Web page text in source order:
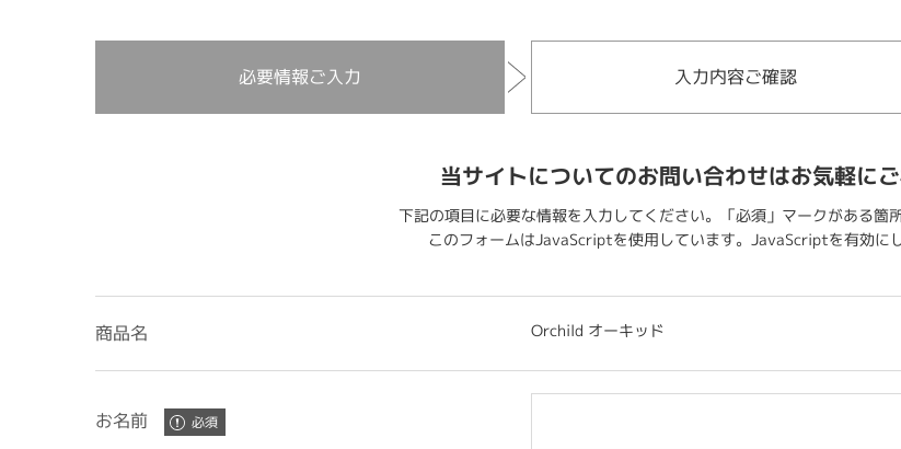
必要情報ご入力 入力内容ご確認
当サイトについてのお問い合わせはお気軽に
下記の項目に必要な情報を入力してください。「必須」マークがある箇
このフォームはJavaScriptを使用しています。JavaScriptを有効に
商品名 Orchild オーキッド
お名前